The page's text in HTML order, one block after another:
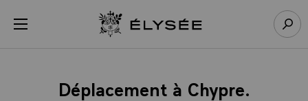
menu Retour à l’accueil Élysée
Déplacement à Chypre.
Panneau de gestion des cookies